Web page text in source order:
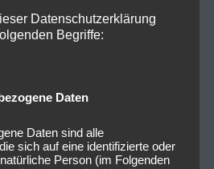
Datenschutzerklärung
Begriffe:
Daten
Daten sind alle
sich auf eine identifizierte oder
Person (im Folgenden